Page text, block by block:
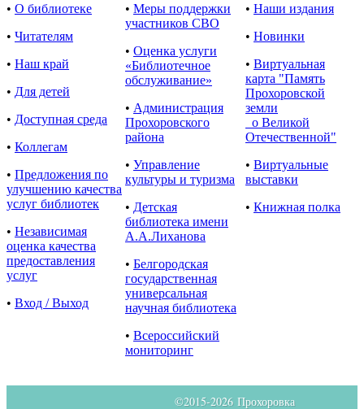
• О библиотеке
• Читателям
• Наш край
• Для детей
• Доступная среда
• Коллегам
• Предложения по
улучшению качества
услуг библиотек
• Независимая
оценка качества
предоставления
услуг
• Вход / Выход
• Меры поддержки
участников СВО
• Оценка услуги
«Библиотечное
обслуживание»
• Администрация
Прохоровского
района
• Управление
культуры и туризма
• Детская
библиотека имени
А.А.Лиханова
• Белгородская
государственная
универсальная
научная библиотека
• Всероссийский
мониторинг
• Наши издания
• Новинки
• Виртуальная
карта "Память
Прохоровской
земли
о Великой
Отечественной"
• Виртуальные
выставки
• Книжная полка
©2015-2026 Прохоровка